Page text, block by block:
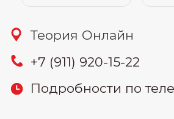
узнать цену
15:00
30.07-онлайн (вторник и четверг)
19:30-22:00
Связаться: